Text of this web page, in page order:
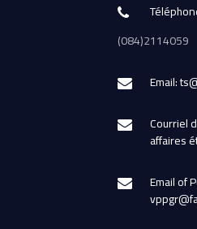
(084)2114059
Email:
Courriel
affaires
Email of